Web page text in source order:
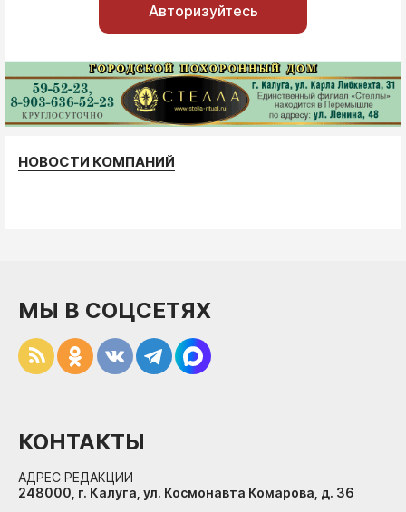
Авторизуйтесь
НОВОСТИ КОМПАНИЙ
МЫ В СОЦСЕТЯХ
КОНТАКТЫ
АДРЕС РЕДАКЦИИ
248000, г. Калуга, ул. Космонавта Комарова, д. 36